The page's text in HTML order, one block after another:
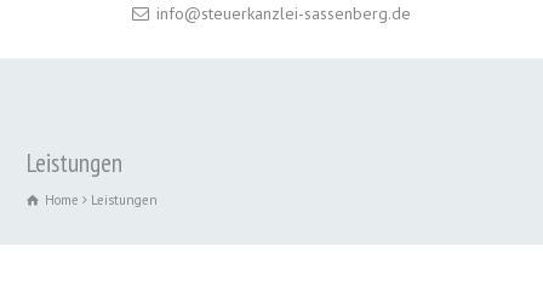
info@steuerkanzlei-sassenberg.de
Leistungen
Home Leistungen